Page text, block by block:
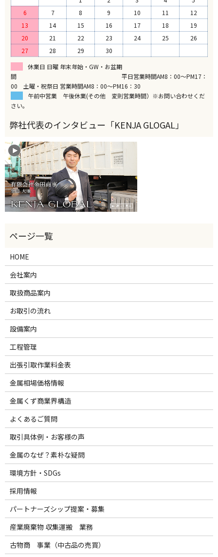
6
7 8 9 10 11
12
13
14 15 16 17 18
19
20
21 22 23 24 25
26
27
28 29
30
休業日 日曜 年末年始・GW・お盆期
間 平日営業時間AM8：00～PM17：
00 土曜・祝祭日 営業時間AM8：00～PM16：30
午前中営業 午後休業(その他 変則営業時間）※お問い合わせくだ
さい。
HOME
会社案内
取扱商品案内
お取引の流れ
設備案内
工程管理
出張引取作業料金表
金属相場価格情報
金属くず商業界構造
よくあるご質問
取引具体例・お客様の声
金属のなぜ？素朴な疑問
環境方針・SDGs
採用情報
パートナーズシップ提案・募集
産業廃棄物 収集運搬 業務
古物商 事業（中古品の売買）